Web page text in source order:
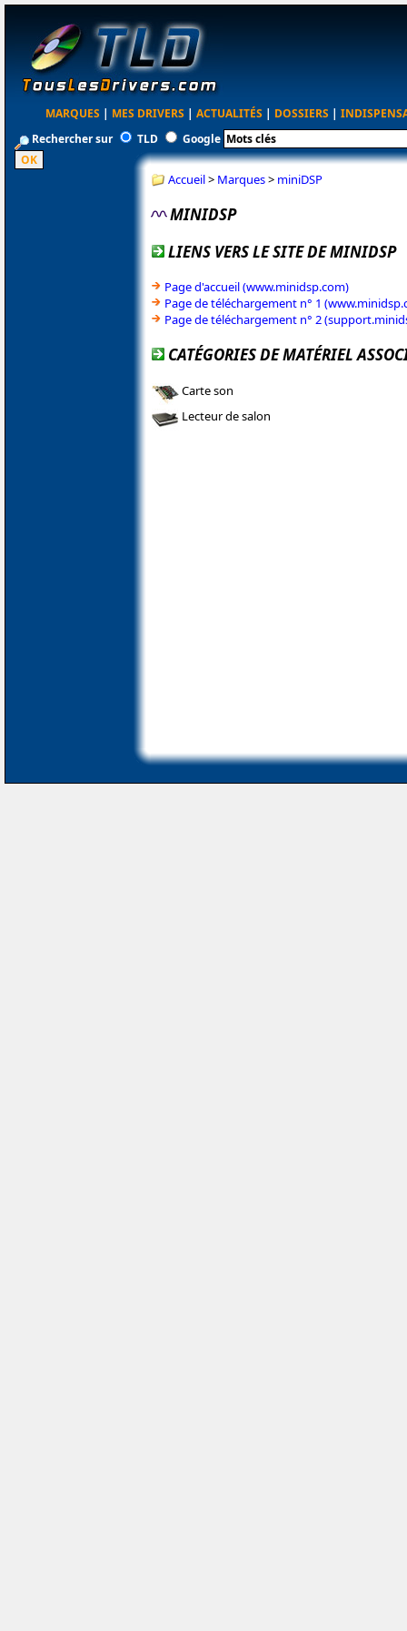
MARQUES | MES DRIVERS | ACTUALITÉS | DOSSIERS |
Rechercher sur
TLD Google
Accueil> Marques> miniDSP
MINIDSP
LIENS VERS LE SITE DE MINIDSP
Page d'accueil (www.minidsp.com)
Page de téléchargement n° 1
Page de téléchargement n° 2
CATÉGORIES DE MATÉRIEL
Carte son
Lecteur de salon